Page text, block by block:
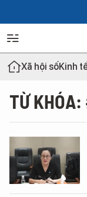
Xã hội sốKinh
TỪ